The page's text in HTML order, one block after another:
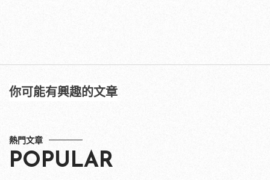
你可能有興趣的文章
熱門文章
POPULAR